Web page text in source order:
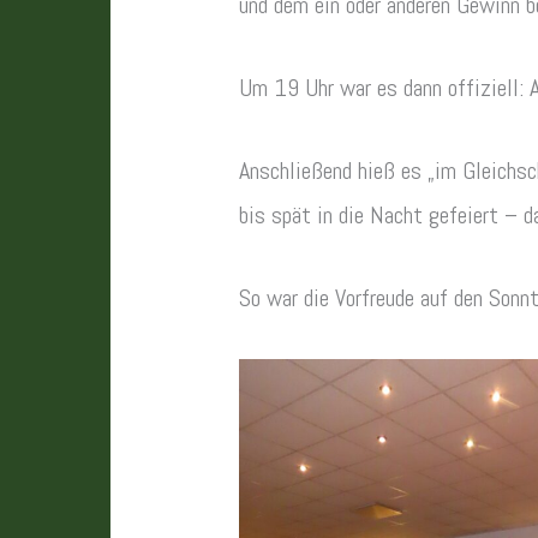
Um 19 Uhr war es dann offiziell:
Anschließend hieß es „im
bis spät in die Nacht gefeiert –
So war die Vorfreude auf den